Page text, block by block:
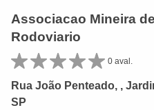
Associacao Mineira
Rodoviario
0 aval.
Rua João Penteado, ,
SP